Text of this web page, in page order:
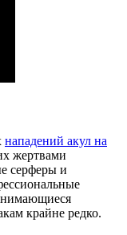
нападений акул на
жертвами
серферы и
крайне редко.